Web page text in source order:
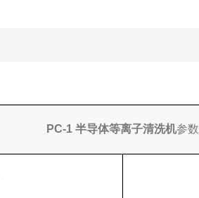
PC-1 半导体等离子清洗机参数